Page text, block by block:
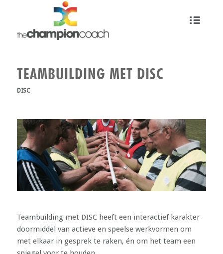
TEAMBUILDING MET DISC
DISC
Teambuilding met DISC heeft een interactief karakter
doormiddel van actieve en speelse werkvormen om
met elkaar in gesprek te raken, én om het team een